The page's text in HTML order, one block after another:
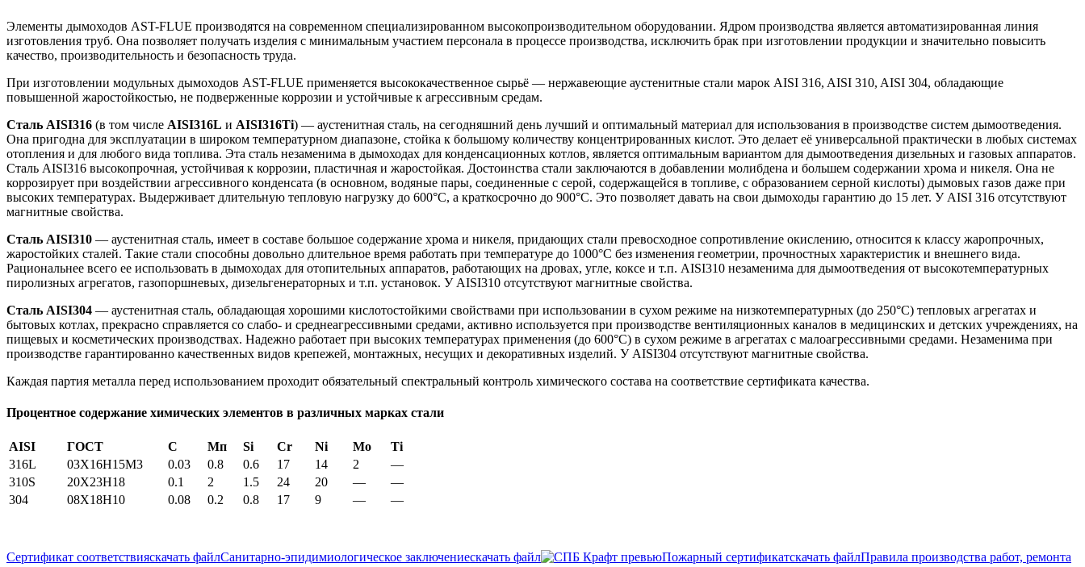
Элементы дымоходов AST-FLUE производятся на современном специализированном высокопроизводительном оборудовании. Ядром производства является автоматизированная линия
изготовления труб. Она позволяет получать изделия с минимальным участием персонала в процессе производства, исключить брак при изготовлении продукции и значительно повысить
качество, производительность и безопасность труда.
При изготовлении модульных дымоходов AST-FLUE применяется высококачественное сырьё — нержавеющие аустенитные стали марок AISI 316, AISI 310, AISI 304, обладающие
повышенной жаростойкостью, не подверженные коррозии и устойчивые к агрессивным средам.
Сталь AISI316 (в том числе AISI316L и AISI316Ti) — аустенитная сталь, на сегодняшний день лучший и оптимальный материал для использования в производстве систем дымоотведения.
Она пригодна для эксплуатации в широком температурном диапазоне, стойка к большому количеству концентрированных кислот. Это делает её универсаль­ной практически в любых системах
отопления и для любого вида топлива. Эта сталь незаменима в дымоходах для конденсационных котлов, является оптимальным вариантом для дымоотведения дизельных и газовых аппаратов.
Сталь AISI316 высокопрочная, устойчивая к коррозии, пластичная и жаростойкая. Достоинства стали заключаются в добавлении молибдена и большем содержании хрома и никеля. Она не
коррозирует при воздействии агрессивного конденсата (в основном, водяные пары, соединенные с серой, содержащейся в топливе, с образованием серной кислоты) дымовых газов даже при
высоких температурах. Выдерживает длительную тепловую нагрузку до 600°С, а краткосрочно до 900°С. Это позволяет давать на свои дымоходы гарантию до 15 лет. У AISI 316 отсутствуют
магнитные свойства.
Сталь AISI310 — аустенитная сталь, имеет в составе большое содержание хрома и никеля, придающих стали превосходное сопротивление окислению, относится к классу жаропрочных,
жаростойких сталей. Такие стали способны довольно длительное время работать при температуре до 1000°С без изменения геометрии, прочностных характеристик и внешнего вида.
Рациональнее всего ее использовать в дымоходах для отопительных аппаратов, работающих на дровах, угле, коксе и т.п. AISI310 незаменима для дымоотведения от высокотемпературных
пиролизных агрегатов, газопоршневых, дизельгенераторных и т.п. установок. У AISI310 отсутствуют магнитные свойства.
Сталь AISI304 — аустенитная сталь, обладающая хорошими кислотостойкими свойствами при использовании в сухом режиме на низкотемпературных (до 250°С) тепловых агрегатах и
бытовых котлах, прекрасно справляется со слабо- и среднеагрессивными средами, активно используется при производстве вентиляционных каналов в медицинских и детских учреждениях, на
пищевых и косметических производствах. Надежно работает при высоких температурах применения (до 600°С) в сухом режиме в агрегатах с малоагрессивными средами. Незаменима при
производстве гарантированно качественных видов крепежей, монтажных, несущих и декоративных изделий. У AISI304 отсутствуют магнитные свойства.
Каждая партия металла перед использованием проходит обязательный спектральный контроль химического состава на соответствие сертификата качества.
Процентное содержание химических элементов в различных марках стали
AISI ГОСТ С Мп Si Cr Ni Мо
Ti
316L
03X16H15M3 0.03 0.8 0.6 17 14 2
—
310S
20Х23Н18 0.1 2 1.5 24 20 —
—
304
08Х18Н10 0.08 0.2 0.8 17 9 — —
Сертификат соответствияскачать файлСанитарно-эпидимиологическое заключениескачать файл Пожарный сертификатскачать файлПравила производства работ, ремонта